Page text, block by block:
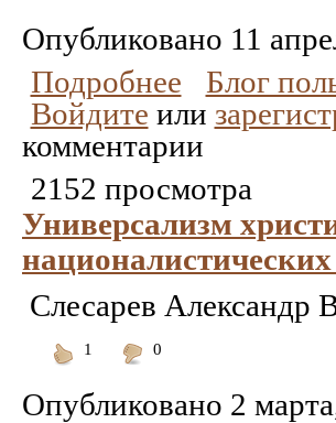
Опубликовано 11
Подробнее
Блог
Войдите или
комментарии
2152 просмотра
Универсализм
Слесарев Александр
1
0
Опубликовано 2